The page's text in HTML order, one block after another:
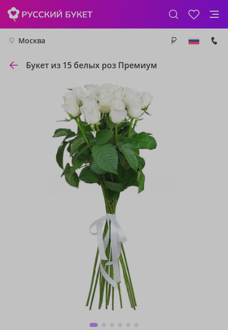
Москва
Букет из 15 белых роз Премиум